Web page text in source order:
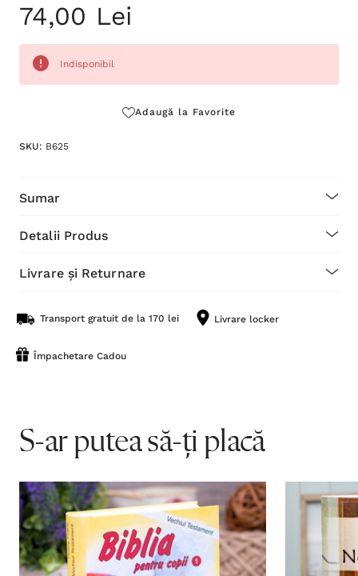
74,00 Lei
Indisponibil
Stocul
Adaugă la Favorite
SKU: B625
Sumar
Detalii Produs
Livrare și Returnare
Transport gratuit de la 170 lei Livrare locker
Împachetare Cadou
S-ar putea să-ți placă